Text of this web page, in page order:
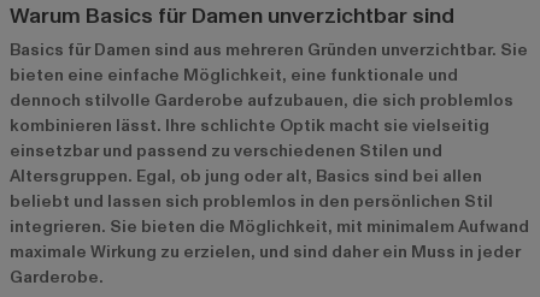
Warum Basics für Damen unverzichtbar sind
Basics für Damen sind aus mehreren Gründen unverzichtbar. Sie
bieten eine einfache Möglichkeit, eine funktionale und
dennoch stilvolle Garderobe aufzubauen, die sich problemlos
kombinieren lässt. Ihre schlichte Optik macht sie vielseitig
einsetzbar und passend zu verschiedenen Stilen und
Altersgruppen. Egal, ob jung oder alt, Basics sind bei allen
beliebt und lassen sich problemlos in den persönlichen Stil
integrieren. Sie bieten die Möglichkeit, mit minimalem Aufwand
maximale Wirkung zu erzielen, und sind daher ein Muss in jeder
Garderobe.